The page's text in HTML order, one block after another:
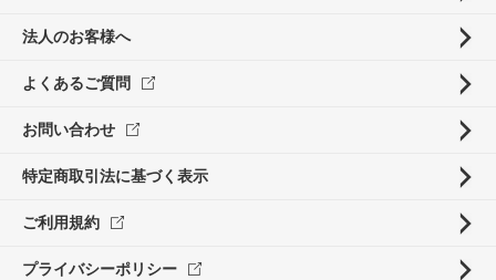
法人のお客様へ
よくあるご質問
お問い合わせ
特定商取引法に基づく表示
ご利用規約
プライバシーポリシー